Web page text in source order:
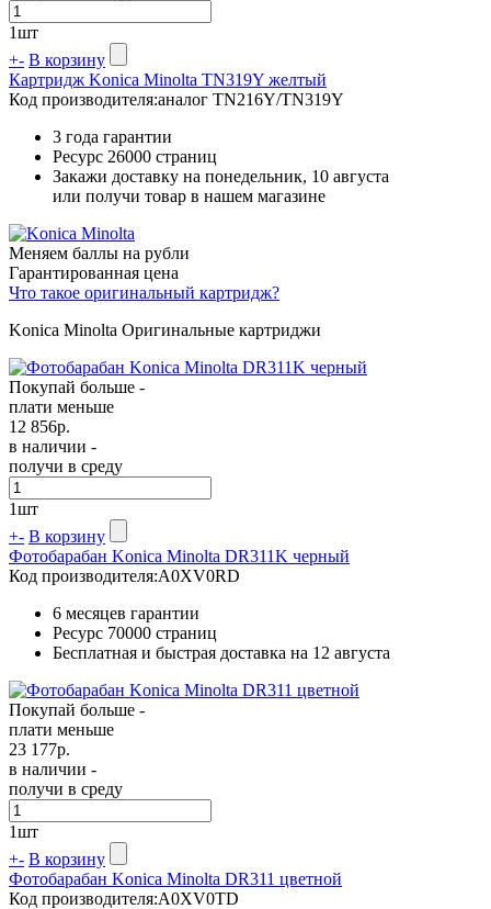
1шт
+- В корзину
Картридж Konica Minolta TN319Y желтый
Код производителя:аналог TN216Y/TN319Y
3 года гарантии
Ресурс 26000 страниц
Закажи доставку на понедельник, 10 августа
или получи товар в нашем магазине
Меняем баллы на рубли
Гарантированная цена
Что такое оригинальный картридж?
Konica Minolta Оригинальные картриджи
Покупай больше -
плати меньше
12 856р.
в наличии -
получи в среду
1шт
+- В корзину
Фотобарабан Konica Minolta DR311K черный
Код производителя:A0XV0RD
6 месяцев гарантии
Ресурс 70000 страниц
Бесплатная и быстрая доставка на 12 августа
Покупай больше -
плати меньше
23 177р.
в наличии -
получи в среду
1шт
+- В корзину
Фотобарабан Konica Minolta DR311 цветной
Код производителя:A0XV0TD